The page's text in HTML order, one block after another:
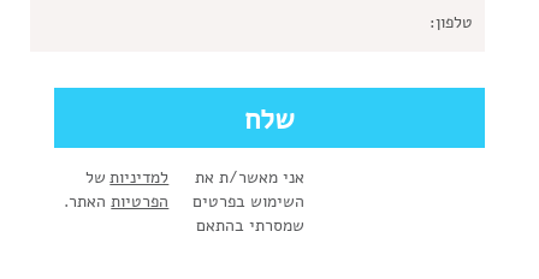
אני מאשר/ת את
השימוש בפרטים
שמסרתי בהתאם
למדיניות
הפרטיות
של
האתר.